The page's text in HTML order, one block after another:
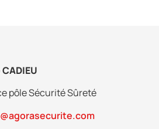
pôle Sécurité Sûreté